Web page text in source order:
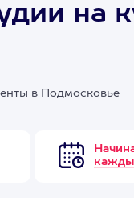
на
в Подмосковье